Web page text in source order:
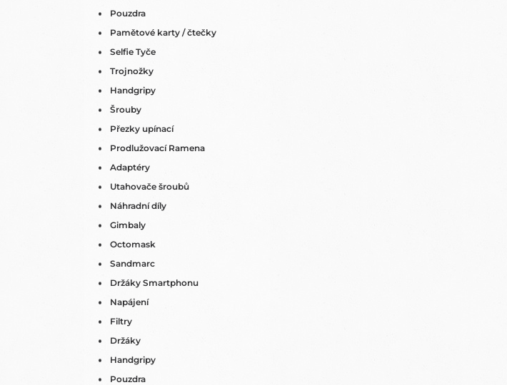
Pouzdra
Pamětové karty / čtečky
Selfie Tyče
Trojnožky
Handgripy
Šrouby
Přezky upínací
Prodlužovací Ramena
Adaptéry
Utahovače šroubů
Náhradní díly
Gimbaly
Octomask
Sandmarc
Držáky Smartphonu
Napájení
Filtry
Držáky
Handgripy
Pouzdra